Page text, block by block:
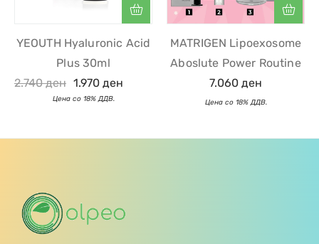
YEOUTH Hyaluronic Acid
Plus 30ml
2.740ден 1.970 ден
MATRIGEN Lipoexosome
Aboslute Power Routine
7.060 ден